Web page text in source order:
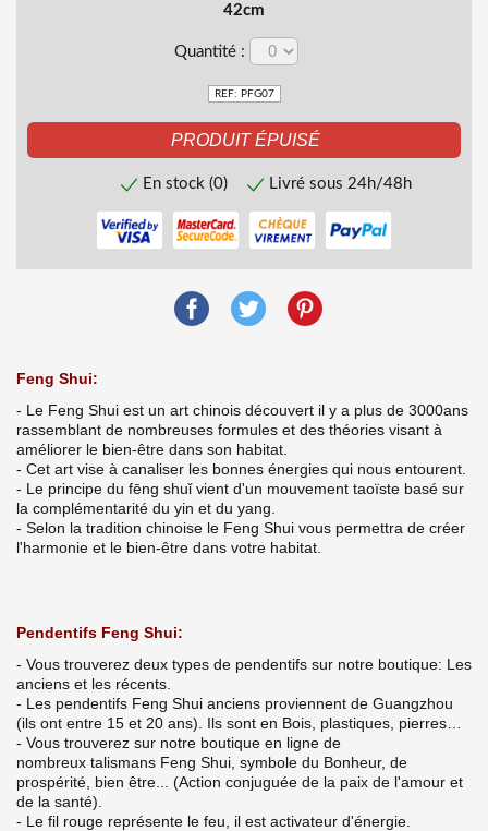
42cm
Quantité :
REF: PFG07
En stock (0) Livré sous 24h/48h
Feng Shui:
- Le Feng Shui est un art chinois découvert il y a plus de 3000ans
rassemblant de nombreuses formules et des théories visant à
améliorer le bien-être dans son habitat.
- Cet art vise à canaliser les bonnes énergies qui nous entourent.
- Le principe du fēng shuǐ vient d'un mouvement taoïste basé sur
la complémentarité du yin et du yang.
- Selon la tradition chinoise le Feng Shui vous permettra de créer
l'harmonie et le bien-être dans votre habitat.
Pendentifs Feng Shui:
- Vous trouverez deux types de pendentifs sur notre boutique: Les
anciens et les récents.
- Les pendentifs Feng Shui anciens proviennent de Guangzhou
(ils ont entre 15 et 20 ans). Ils sont en Bois, plastiques, pierres…
- Vous trouverez sur notre boutique en ligne de
nombreux talismans Feng Shui, symbole du Bonheur, de
prospérité, bien être... (Action conjuguée de la paix de l'amour et
de la santé).
- Le fil rouge représente le feu, il est activateur d'énergie.